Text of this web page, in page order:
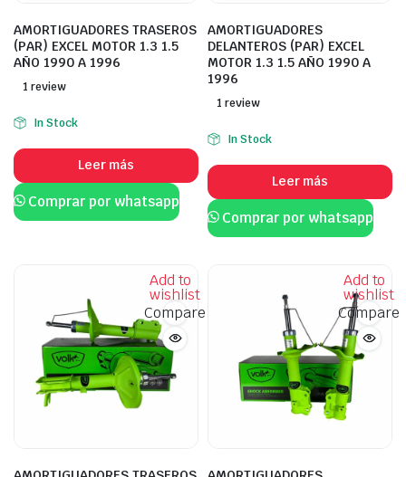
AMORTIGUADORES TRASEROS
(PAR) EXCEL MOTOR 1.3 1.5
AÑO 1990 A 1996
1 review
In Stock
Leer más
Comprar por whatsapp
AMORTIGUADORES
DELANTEROS (PAR) EXCEL
MOTOR 1.3 1.5 AÑO 1990 A
1996
1 review
In Stock
Leer más
Comprar por whatsapp
Add to
wishlist
Compare
Add to
wishlist
Compare